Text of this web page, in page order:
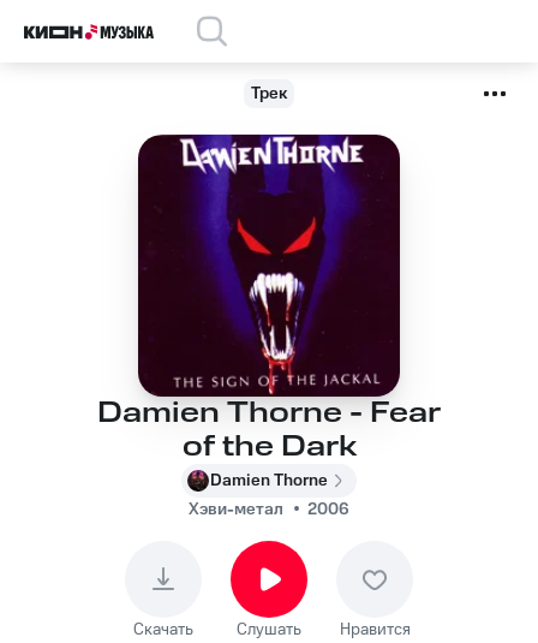
Трек
Damien Thorne - Fear
of the Dark
Damien Thorne
Хэви-метал
2006
Скачать Слушать Нравится